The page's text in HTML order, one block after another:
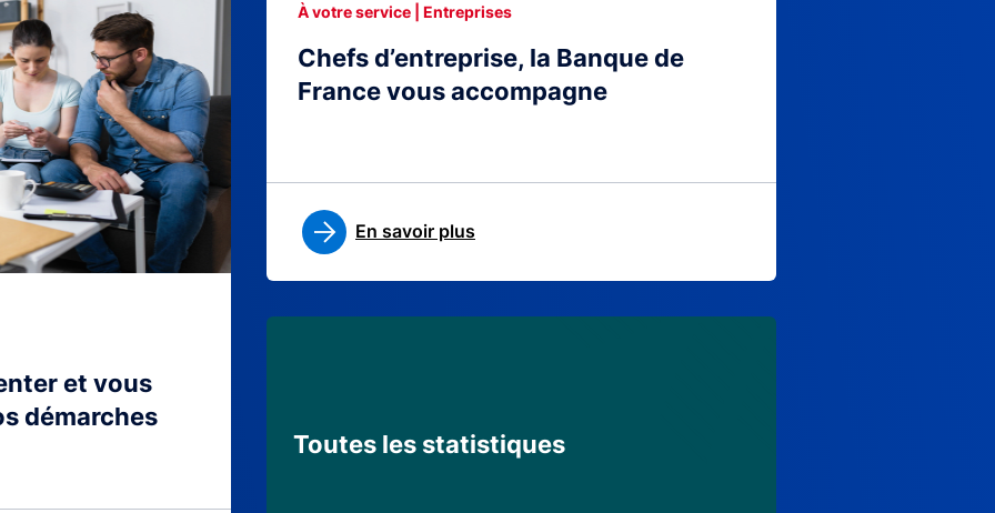
et vous
démarches
Chefs d’entreprise, la Banque de
France vous accompagne
À votre service | Entreprises
En savoir plus
Toutes les statistiques